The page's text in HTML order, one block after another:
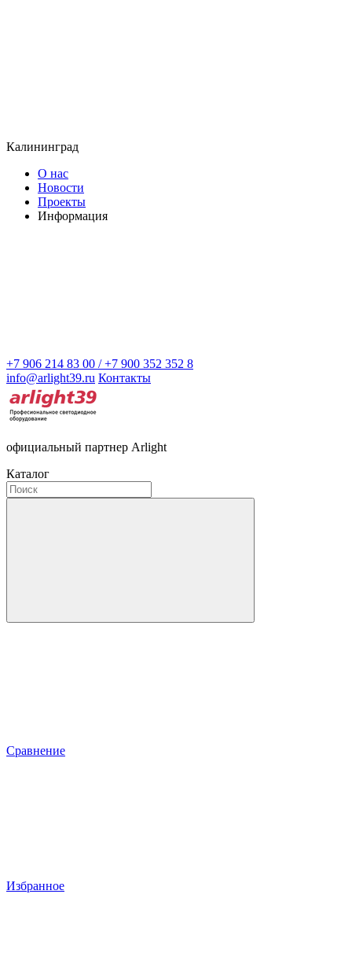
Калининград
О нас
Новости
Проекты
Информация
+7 906 214 83 00 / +7 900 352 352 8
info@arlight39.ru Контакты
официальный партнер Arlight
Каталог
Сравнение
Избранное